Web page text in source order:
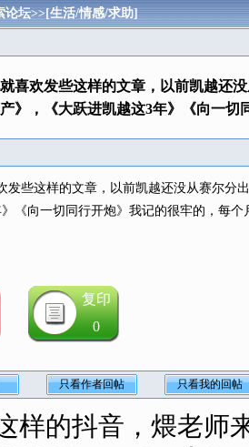
论坛>>[生活/情感/求助]
喜欢发些这样的文章，以前凯越还
》，《大跃进凯越这3年》《向一
发些这样的文章，以前凯越还没从赛尔分
《向一切同行开炮》我记的很牢的，每
复印
0
只看作者回帖 只看我的回帖
样的抖音，煨老师